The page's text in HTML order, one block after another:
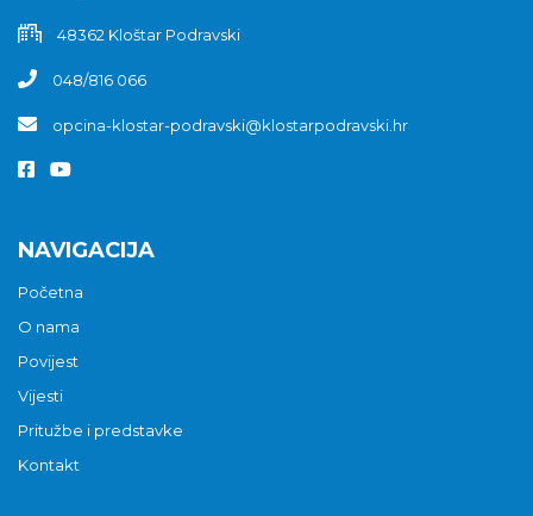
48362 Kloštar Podravski
048/816 066
opcina-klostar-podravski@klostarpodravski.hr
NAVIGACIJA
Početna
O nama
Povijest
Vijesti
Pritužbe i predstavke
Kontakt